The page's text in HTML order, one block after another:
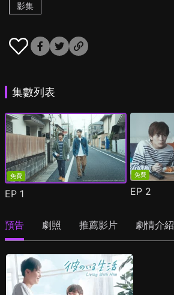
影集
集數列表
免費
EP 1
免費
EP 2
預告 劇照 推薦影片 劇情介紹